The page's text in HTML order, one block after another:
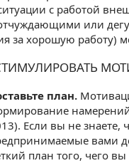
с работой
или
за хорошую работу)
план.
Если вы не знаете,
вами
план того, чего вы